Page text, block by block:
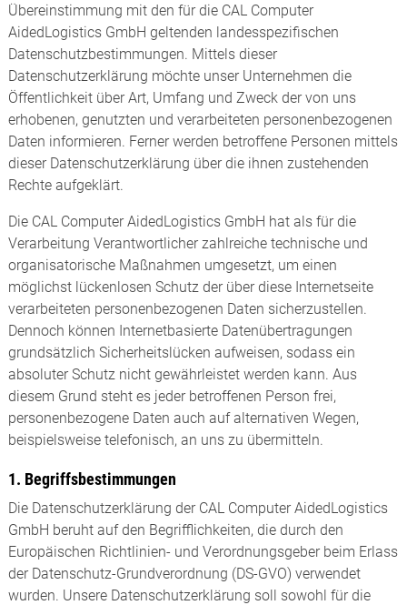
Übereinstimmung mit den für die CAL Computer
AidedLogistics GmbH geltenden landesspezifischen
Datenschutzbestimmungen. Mittels dieser
Datenschutzerklärung möchte unser Unternehmen die
Öffentlichkeit über Art, Umfang und Zweck der von uns
erhobenen, genutzten und verarbeiteten personenbezogenen
Daten informieren. Ferner werden betroffene Personen mittels
dieser Datenschutzerklärung über die ihnen zustehenden
Rechte aufgeklärt.
Die CAL Computer AidedLogistics GmbH hat als für die
Verarbeitung Verantwortlicher zahlreiche technische und
organisatorische Maßnahmen umgesetzt, um einen
möglichst lückenlosen Schutz der über diese Internetseite
verarbeiteten personenbezogenen Daten sicherzustellen.
Dennoch können Internetbasierte Datenübertragungen
grundsätzlich Sicherheitslücken aufweisen, sodass ein
absoluter Schutz nicht gewährleistet werden kann. Aus
diesem Grund steht es jeder betroffenen Person frei,
personenbezogene Daten auch auf alternativen Wegen,
beispielsweise telefonisch, an uns zu übermitteln.
1. Begriffsbestimmungen
Die Datenschutzerklärung der CAL Computer AidedLogistics
GmbH beruht auf den Begrifflichkeiten, die durch den
Europäischen Richtlinien- und Verordnungsgeber beim Erlass
der Datenschutz-Grundverordnung (DS-GVO) verwendet
wurden. Unsere Datenschutzerklärung soll sowohl für die